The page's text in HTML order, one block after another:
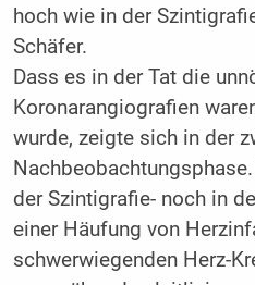
hoch wie in der
Schäfer.
Dass es in der Tat die
Koronarangiografien
wurde, zeigte sich in der
der Szintigrafie- noch in
einer Häufung von
schwerwiegenden Herz-